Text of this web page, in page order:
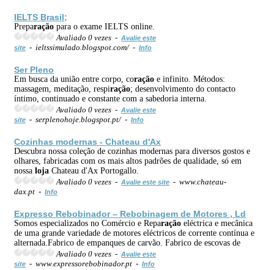
IELTS Brasil;
Preparação para o exame IELTS online.
Avaliado 0 vezes - Avalie este
site - ieltssimulado.blogspot.com/ - Info
Ser Pleno
Em busca da união entre corpo, coração e infinito. Métodos:
massagem, meditação, respiração; desenvolvimento do contacto
íntimo, continuado e constante com a sabedoria interna.
Avaliado 0 vezes - Avalie este
site - serplenohoje.blogspot.pt/ - Info
Cozinhas modernas - Chateau d'Ax
Descubra nossa coleção de cozinhas modernas para diversos gostos e
olhares, fabricadas com os mais altos padrões de qualidade, só em
nossa loja Chateau d'Ax Portogallo.
Avaliado 0 vezes - Avalie este site - www.chateau-
dax.pt - Info
Expresso Rebobinador – Rebobinagem de Motores , Ld
Somos especializados no Comércio e Reparação eléctrica e mecânica
de uma grande variedade de motores eléctricos de corrente contínua e
alternada.Fabrico de empanques de carvão. Fabrico de escovas de
Avaliado 0 vezes - Avalie este
site - www.expressorebobinador.pt - Info